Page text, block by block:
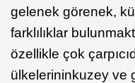
gelenek görenek,
farklılıklar
özellikle çok
ülkelerininkuzey ve